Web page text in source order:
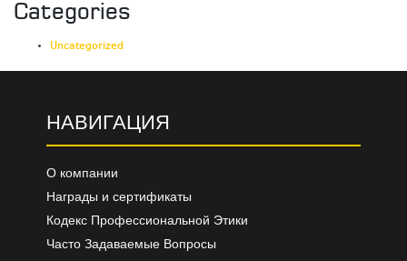
Categories
Uncategorized
НАВИГАЦИЯ
О компании
Награды и сертификаты
Кодекс Профессиональной Этики
Часто Задаваемые Вопросы